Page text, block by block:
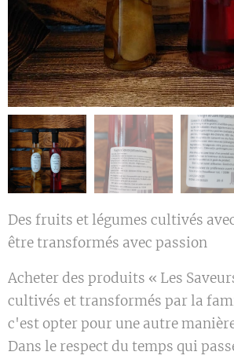
Des fruits et légumes cultivés
être transformés avec passion
Acheter des produits « Les
cultivés et transformés par la
c'est opter pour une autre
Dans le respect du temps qui